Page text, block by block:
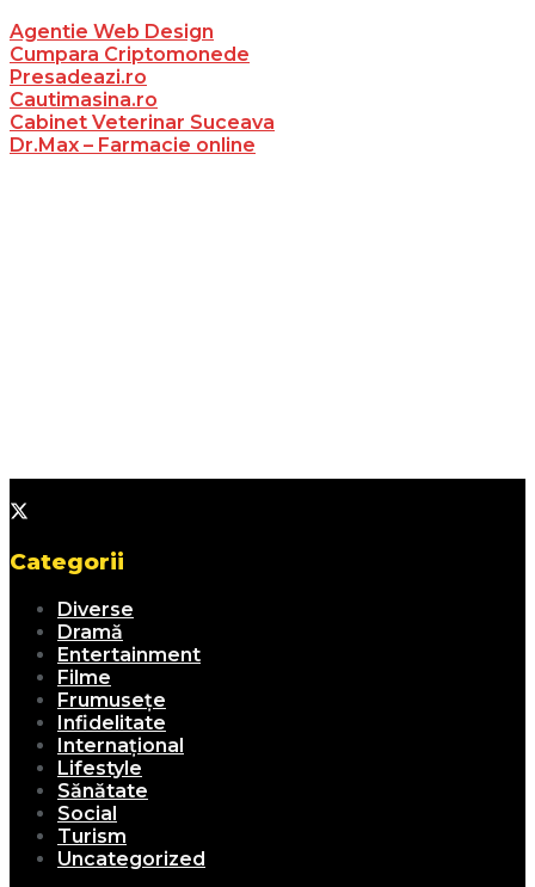
Agentie Web Design
Cumpara Criptomonede
Presadeazi.ro
Cautimasina.ro
Cabinet Veterinar Suceava
Dr.Max – Farmacie online
Categorii
Diverse
Dramă
Entertainment
Filme
Frumusețe
Infidelitate
Internațional
Lifestyle
Sănătate
Social
Turism
Uncategorized